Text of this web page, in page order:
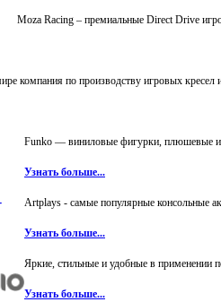
Moza Racing – премиальные Direct Drive
компания по производству игровых
Funko — виниловые фигурки, плюшевые
Узнать больше...
Artplays - самые популярные консольные
Узнать больше...
Яркие, стильные и удобные в применении
Узнать больше...